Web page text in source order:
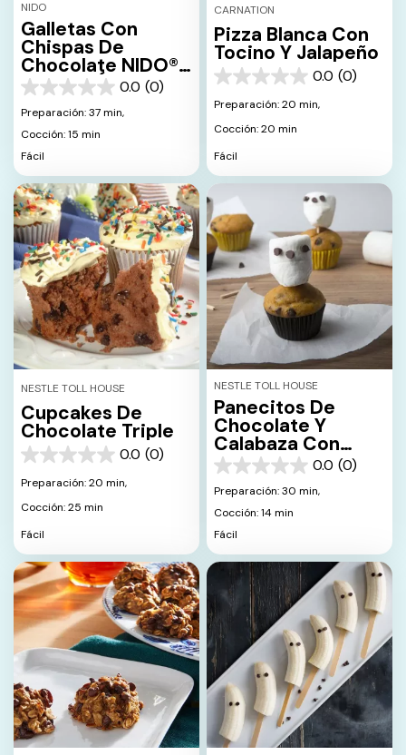
NIDO
Galletas Con
Chispas De
Chocolate NIDO®
X NESTLÉ® TOLL
HOUSE®
0.0 (0)
0.0
de
estrellas.
Preparación: 37 min,
Cocción: 15 min
Fácil
CARNATION
Pizza Blanca Con
Tocino Y Jalapeño
0.0 (0)
0.0
de
estrellas.
Preparación: 20 min,
Cocción: 20 min
Fácil
NESTLE TOLL HOUSE
Cupcakes De
Chocolate Triple
0.0 (0)
0.0
de
estrellas.
Preparación: 20 min,
Cocción: 25 min
Fácil
NESTLE TOLL HOUSE
Panecitos De
Chocolate Y
Calabaza Con
Calaveras De
Malvaviscos
0.0 (0)
0.0
de
estrellas.
Preparación: 30 min,
Cocción: 14 min
Fácil